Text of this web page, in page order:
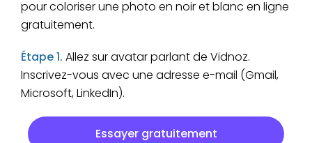
pour coloriser une photo en noir et blanc en ligne
gratuitement.
Étape 1. Allez sur avatar parlant de Vidnoz.
Inscrivez-vous avec une adresse e-mail (Gmail,
Microsoft, LinkedIn).
Essayer gratuitement